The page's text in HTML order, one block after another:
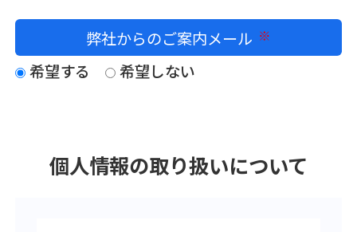
弊社からのご案内メール
希望する 希望しない
個人情報の取り扱いについて